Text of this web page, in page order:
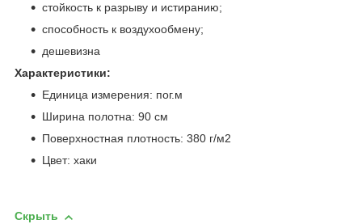
стойкость к разрыву и истиранию;
способность к воздухообмену;
дешевизна
Характеристики:
Единица измерения: пог.м
Ширина полотна: 90 см
Поверхностная плотность: 380 г/м2
Цвет: хаки
Скрыть